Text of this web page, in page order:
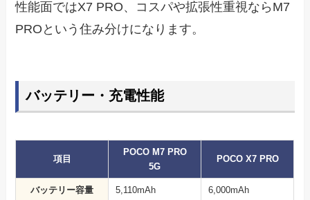
性能面ではX7 PRO、コスパや拡張性重視ならM7
PROという住み分けになります。
バッテリー・充電性能
項目
POCO M7 PRO
5G
POCO X7 PRO
バッテリー容量 5,110mAh 6,000mAh